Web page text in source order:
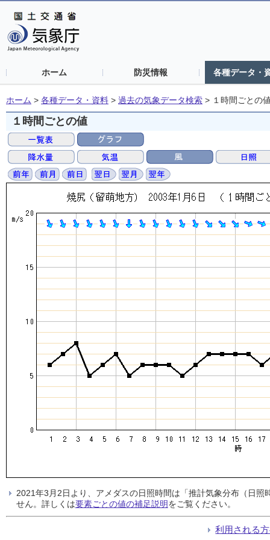
ホーム 防災情報 各種データ・
ホーム > 各種データ・資料 > 過去の気象データ検索 > １時間ごとの
１時間ごとの値
2021年3月2日より、アメダスの日照時間は「推計気象分布（日
せん。詳しくは要素ごとの値の補足説明をご覧ください。
利用される